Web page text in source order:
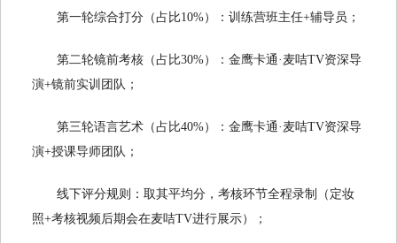
第一轮综合打分（占比10%）：训练营班主任+辅导员；
第二轮镜前考核（占比30%）：金鹰卡通·麦咭TV资深导
演+镜前实训团队；
第三轮语言艺术（占比40%）：金鹰卡通·麦咭TV资深导
演+授课导师团队；
线下评分规则：取其平均分，考核环节全程录制（定妆
照+考核视频后期会在麦咭TV进行展示）；